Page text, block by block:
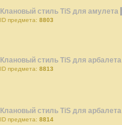
Клановый стиль TiS для амулета
ID предмета: 8803
Клановый стиль TiS для арбалета
ID предмета: 8813
Клановый стиль TiS для арбалета
ID предмета: 8814